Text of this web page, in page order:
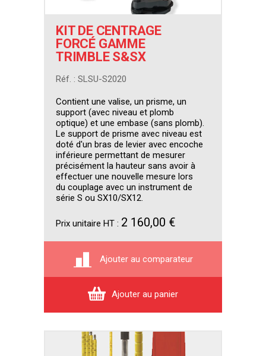
KIT DE CENTRAGE
FORCÉ GAMME
TRIMBLE S&SX
Réf. : SLSU-S2020
Contient une valise, un prisme, un
support (avec niveau et plomb
optique) et une embase (sans plomb).
Le support de prisme avec niveau est
doté d'un bras de levier avec encoche
inférieure permettant de mesurer
précisément la hauteur sans avoir à
effectuer une nouvelle mesure lors
du couplage avec un instrument de
série S ou SX10/SX12.
Prix unitaire HT : 2 160,00 €
Ajouter au comparateur
Ajouter au panier